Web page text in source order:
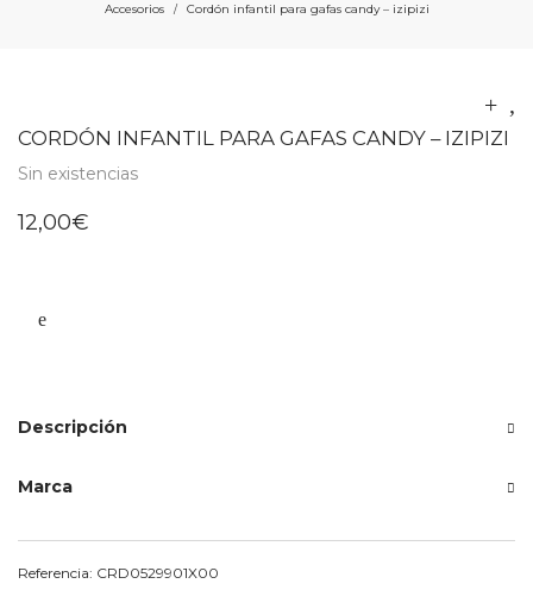
Accesorios / Cordón infantil para gafas candy – izipizi
CORDÓN INFANTIL PARA GAFAS CANDY – IZIPIZI
Sin existencias
12,00€
Descripción
Marca
Referencia: CRD0529901X00